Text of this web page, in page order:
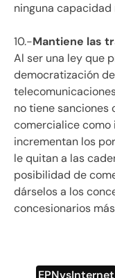
ninguna
10.-Mantiene las
Al ser una ley que
democratización
no tiene sanciones
comercialice como
incrementan los
le quitan a las
posibilidad de
dárselos a los
concesionarios